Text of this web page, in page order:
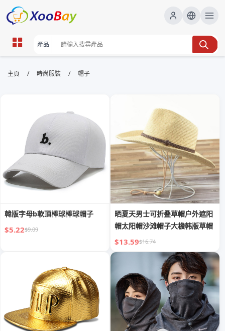
帽子 | XOOBAY B2B/B2C Marketplace
主頁 / 時尚服裝 / 帽子
韓版字母b軟頂棒球棒球帽子
$5.22$9.09
晒夏天男士可折叠草帽户外遮阳
帽太阳帽沙滩帽子大檐韩版草帽
$13.59$16.74